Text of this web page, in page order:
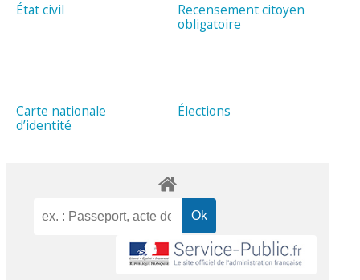
État civil
Recensement citoyen
obligatoire
Carte nationale
d’identité
Élections